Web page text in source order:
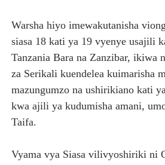
Warsha hiyo imewakutanisha
siasa 18 kati ya 19 vyenye usajili
Tanzania Bara na Zanzibar, ikiwa
za Serikali kuendelea kuimarisha
mazungumzo na ushirikiano kati
kwa ajili ya kudumisha amani,
Taifa.
Vyama vya Siasa vilivyoshiriki ni